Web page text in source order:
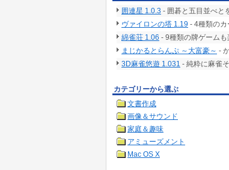
囲連星 1.0.3 - 囲碁と五目並べと
ヴァイロンの塔 1.19 - 4種類の
綿雀荘 1.06 - 9種類の牌ゲーム
まじかるとらんぷ ～大富豪～ -
3D麻雀悠遊 1.031 - 純粋に麻雀
カテゴリーから選ぶ
文書作成
画像＆サウンド
家庭＆趣味
アミューズメント
Mac OS X